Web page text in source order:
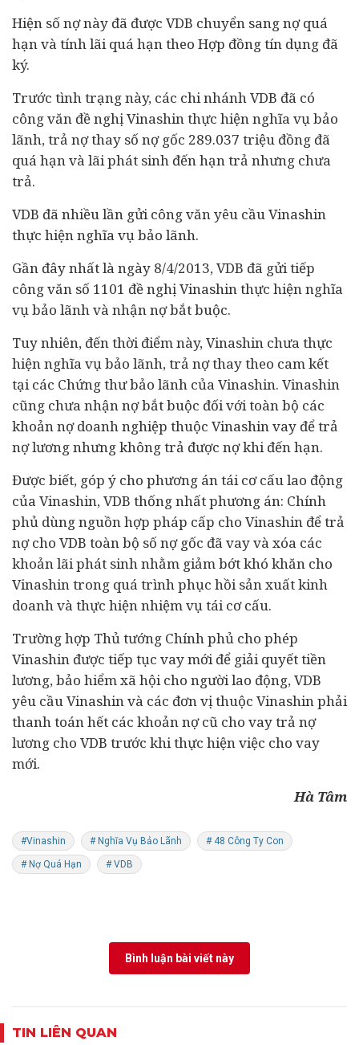
Hiện số nợ này đã được VDB chuyển sang nợ quá
hạn và tính lãi quá hạn theo Hợp đồng tín dụng đã
ký.
Trước tình trạng này, các chi nhánh VDB đã có
công văn đề nghị Vinashin thực hiện nghĩa vụ bảo
lãnh, trả nợ thay số nợ gốc 289.037 triệu đồng đã
quá hạn và lãi phát sinh đến hạn trả nhưng chưa
trả.
VDB đã nhiều lần gửi công văn yêu cầu Vinashin
thực hiện nghĩa vụ bảo lãnh.
Gần đây nhất là ngày 8/4/2013, VDB đã gửi tiếp
công văn số 1101 đề nghị Vinashin thực hiện nghĩa
vụ bảo lãnh và nhận nợ bắt buộc.
Tuy nhiên, đến thời điểm này, Vinashin chưa thực
hiện nghĩa vụ bảo lãnh, trả nợ thay theo cam kết
tại các Chứng thư bảo lãnh của Vinashin. Vinashin
cũng chưa nhận nợ bắt buộc đối với toàn bộ các
khoản nợ doanh nghiệp thuộc Vinashin vay để trả
nợ lương nhưng không trả được nợ khi đến hạn.
Được biết, góp ý cho phương án tái cơ cấu lao động
của Vinashin, VDB thống nhất phương án: Chính
phủ dùng nguồn hợp pháp cấp cho Vinashin để trả
nợ cho VDB toàn bộ số nợ gốc đã vay và xóa các
khoản lãi phát sinh nhằm giảm bớt khó khăn cho
Vinashin trong quá trình phục hồi sản xuất kinh
doanh và thực hiện nhiệm vụ tái cơ cấu.
Trường hợp Thủ tướng Chính phủ cho phép
Vinashin được tiếp tục vay mới để giải quyết tiền
lương, bảo hiểm xã hội cho người lao động, VDB
yêu cầu Vinashin và các đơn vị thuộc Vinashin phải
thanh toán hết các khoản nợ cũ cho vay trả nợ
lương cho VDB trước khi thực hiện việc cho vay
mới.
Hà Tâm
#Vinashin # Nghĩa Vụ Bảo Lãnh # 48 Công Ty Con
# Nợ Quá Hạn # VDB
Bình luận bài viết này
TIN LIÊN QUAN